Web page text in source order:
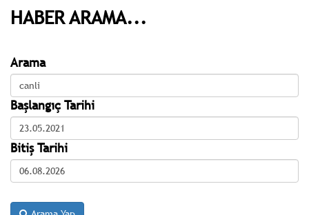
HABER ARAMA...
Arama
Başlangıç Tarihi
Bitiş Tarihi